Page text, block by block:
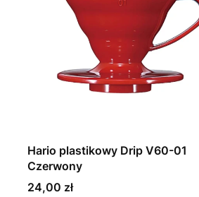
Hario plastikowy Drip V60-01
Czerwony
Cena
24,00 zł